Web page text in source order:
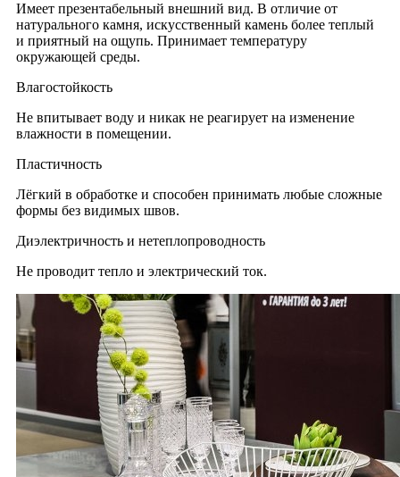
Имеет презентабельный внешний вид. В отличие от
натурального камня, искусственный камень более теплый
и приятный на ощупь. Принимает температуру
окружающей среды.
Влагостойкость
Не впитывает воду и никак не реагирует на изменение
влажности в помещении.
Пластичность
Лёгкий в обработке и способен принимать любые сложные
формы без видимых швов.
Диэлектричность и нетеплопроводность
Не проводит тепло и электрический ток.